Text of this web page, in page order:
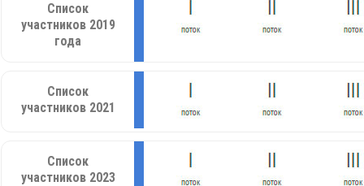
Список
участников 2019
года
Список
участников 2021
Список
участников 2023